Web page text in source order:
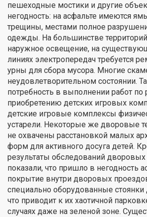
пешеходные мостики и другие
негодность: на асфальте имеются
трещины, местами полное
одежды. На большинстве территорий
наружное освещение, на
линиях электропередач требуется
урны для сбора мусора. Многие
неудовлетворительном состоянии.
потребность в выполнении работ по
приобретению детских игровых
детские игровые комплексы
устарели. Некоторые же дворовые
не охвачены расстановкой малых
форм для активного досуга детей.
результаты обследований дворовых
показали, что пришло в негодность
покрытие внутри дворовых
специально оборудованные стоянки
что приводит к их хаотичной
случаях даже на зеленой зоне.